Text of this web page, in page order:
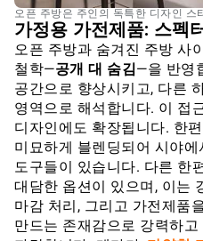
오픈 주방은 주인의 독특한 디자인 스
가정용 가전제품: 스펙
오픈 주방과 숨겨진 주방 사
철학—공개 대 숨김—을 반영
공간으로 향상시키고, 다른
영역으로 해석합니다. 이 접
디자인에도 확장됩니다. 한
미묘하게 블렌딩되어 시야
도구들이 있습니다. 다른 한
대담한 옵션이 있으며, 이는
마감 처리, 그리고 가전제품
만드는 존재감으로 강력하